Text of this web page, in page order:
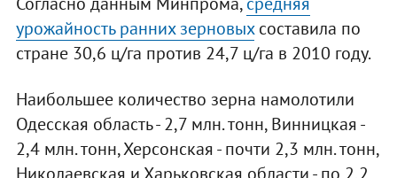
урожайность ранних зерновыхсоставила по
стране 30,6 ц/га против 24,7 ц/га в 2010 году.
Наибольшее количество зерна намолотили
Одесская область - 2,7 млн. тонн, Винницкая -
2,4 млн. тонн, Херсонская - почти 2,3 млн. тонн,